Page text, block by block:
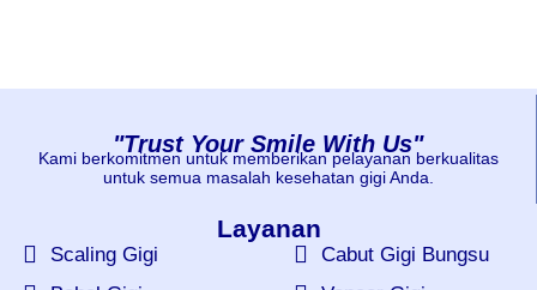
"Trust Your Smile With Us"
Kami berkomitmen untuk memberikan pelayanan berkualitas
untuk semua masalah kesehatan gigi Anda.
Layanan
Scaling Gigi
Cabut Gigi Bungsu